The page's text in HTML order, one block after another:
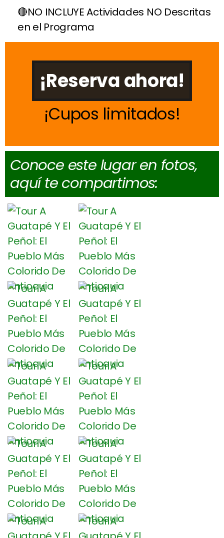
NO INCLUYE Actividades NO Descritas
en el Programa
¡Reserva ahora!
Cupos limitados
Conoce este lugar en fotos,
aquí te compartimos: